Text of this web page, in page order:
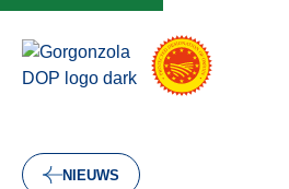
NIEUWS